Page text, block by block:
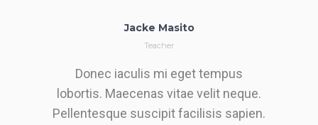
Jacke Masito
Teacher
Donec iaculis mi eget tempus
lobortis. Maecenas vitae velit neque.
Pellentesque suscipit facilisis sapien.